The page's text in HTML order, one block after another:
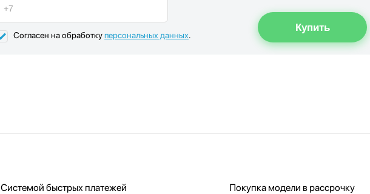
Согласен на обработкуперсональных данных.
Системой быстрых платежей Покупка модели в рассрочку